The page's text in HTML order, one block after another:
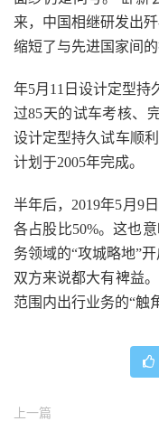
来，中国相继研发出
缩短了与先进国家间的
年5月11日设计定型持
过85天的试车考核、
设计定型持久试车顺
计划于2005年完成。
半年后，2019年5月9
各占股比50%。这也
务领域的“攻城略地”
双方来说都大有裨益
范围内出行业务的“触
上一篇